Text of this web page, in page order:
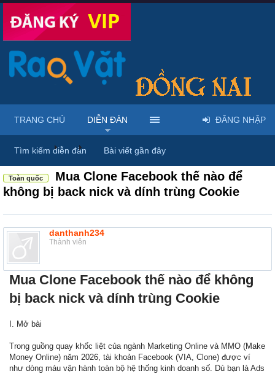
Diễn đàn ... Rao vặt tổng hợp - Uy tín - Miễn phí
Toàn quốc
Mua Clone Facebook thế nào để
không bị back nick và dính trùng Cookie
danthanh234
Thành viên
Mua Clone Facebook thế nào để không
bị back nick và dính trùng Cookie
I. Mở bài
Trong guồng quay khốc liệt của ngành Marketing Online và MMO (Make
Money Online) năm 2026, tài khoản Facebook (VIA, Clone) được ví
như dòng máu vận hành toàn bộ hệ thống kinh doanh số. Dù bạn là Ads
TRANG CHỦ DIỄN ĐÀN
Tìm kiếm diễn đàn Bài viết gần đây
ĐĂNG NHẬP